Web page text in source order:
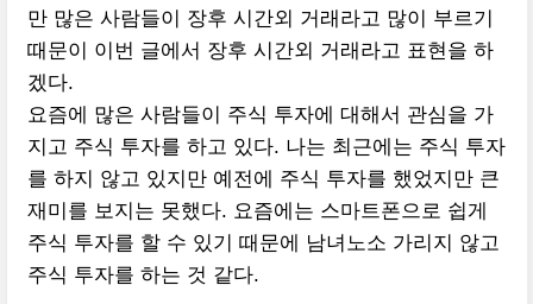
만 많은 사람들이 장후 시간외 거래라고 많이 부르기
때문이 이번 글에서 장후 시간외 거래라고 표현을 하
겠다.
요즘에 많은 사람들이 주식 투자에 대해서 관심을 가
지고 주식 투자를 하고 있다. 나는 최근에는 주식 투자
를 하지 않고 있지만 예전에 주식 투자를 했었지만 큰
재미를 보지는 못했다. 요즘에는 스마트폰으로 쉽게
주식 투자를 할 수 있기 때문에 남녀노소 가리지 않고
주식 투자를 하는 것 같다.